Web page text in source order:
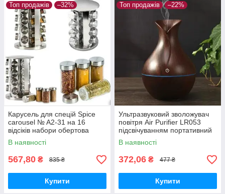
Топ продажів –32%
Карусель для спецій Spice
carousel № A2-31 на 16
відсіків набори обертова
підставка
В наявності
567,80 ₴ 835 ₴
Купити
Топ продажів –22%
Ультразвуковий зволожувач
повітря Air Purifier LR053
підсвічуванням портативний
USB з пультом!
В наявності
372,06 ₴ 477 ₴
Купити